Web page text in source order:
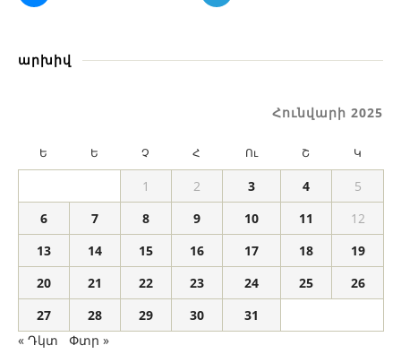
արխիվ
Հունվարի 2025
Ե Ե Չ Հ Ու Շ Կ
1 2 3 4
5
6
7 8 9 10 11
12
13
14 15 16 17 18
19
20
21 22 23 24 25
26
27
28 29 30
31
« Դկտ
Փտր »